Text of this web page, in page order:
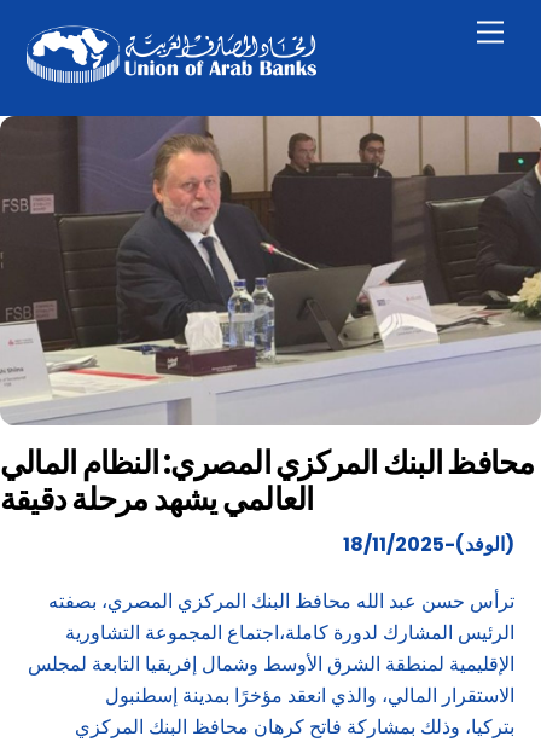
content
محافظ البنك المركزي المصري: النظام المالي
العالمي يشهد مرحلة دقيقة
(الوفد)-18/11/2025
ترأس حسن عبد الله محافظ البنك المركزي المصري، بصفته
الرئيس المشارك لدورة كاملة،اجتماع المجموعة التشاورية
الإقليمية لمنطقة الشرق الأوسط وشمال إفريقيا التابعة لمجلس
الاستقرار المالي، والذي انعقد مؤخرًا بمدينة إسطنبول
بتركيا، وذلك بمشاركة فاتح كرهان محافظ البنك المركزي